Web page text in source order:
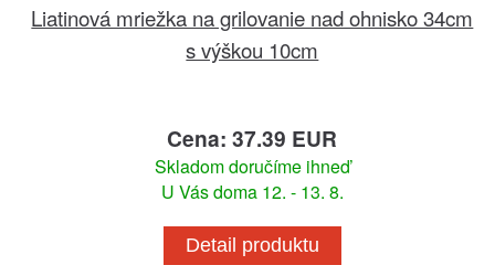
Liatinová mriežka na grilovanie nad ohnisko 34cm
s výškou 10cm
Cena: 37.39 EUR
Skladom doručíme ihneď
U Vás doma 12. - 13. 8.
Detail produktu